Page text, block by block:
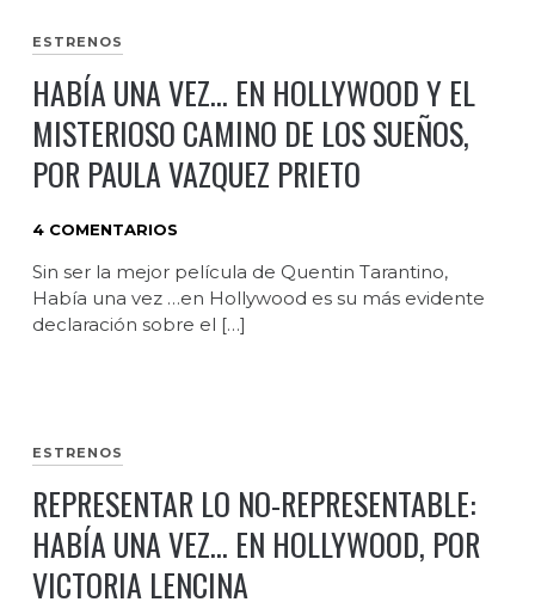
ESTRENOS
HABÍA UNA VEZ… EN HOLLYWOOD Y EL
MISTERIOSO CAMINO DE LOS SUEÑOS,
POR PAULA VAZQUEZ PRIETO
4 COMENTARIOS
Sin ser la mejor película de Quentin Tarantino,
Había una vez …en Hollywood es su más evidente
declaración sobre el […]
ESTRENOS
REPRESENTAR LO NO-REPRESENTABLE:
HABÍA UNA VEZ… EN HOLLYWOOD, POR
VICTORIA LENCINA